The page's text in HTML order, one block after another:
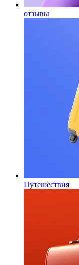
отзывы
Путешествия